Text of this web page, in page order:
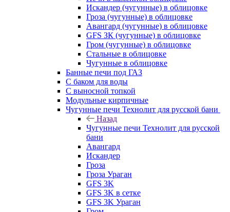
Искандер (чугунные) в облицовке
Гроза (чугунные) в облицовке
Авангард (чугунные) в облицовке
GFS ЗК (чугунные) в облицовке
Гром (чугунные) в облицовке
Стальные в облицовке
Чугунные в облицовке
Банные печи под ГАЗ
С баком для воды
С выносной топкой
Модульные кирпичные
Чугунные печи Технолит для русской бани
Назад
Чугунные печи Технолит для русской
бани
Авангард
Искандер
Гроза
Гроза Ураган
GFS 3K
GFS 3K в сетке
GFS 3K Ураган